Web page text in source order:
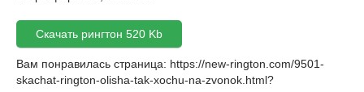
Скачать рингтон 520 Kb
Вам понравилась страница: https://new-rington.com/9501-
skachat-rington-olisha-tak-xochu-na-zvonok.html?